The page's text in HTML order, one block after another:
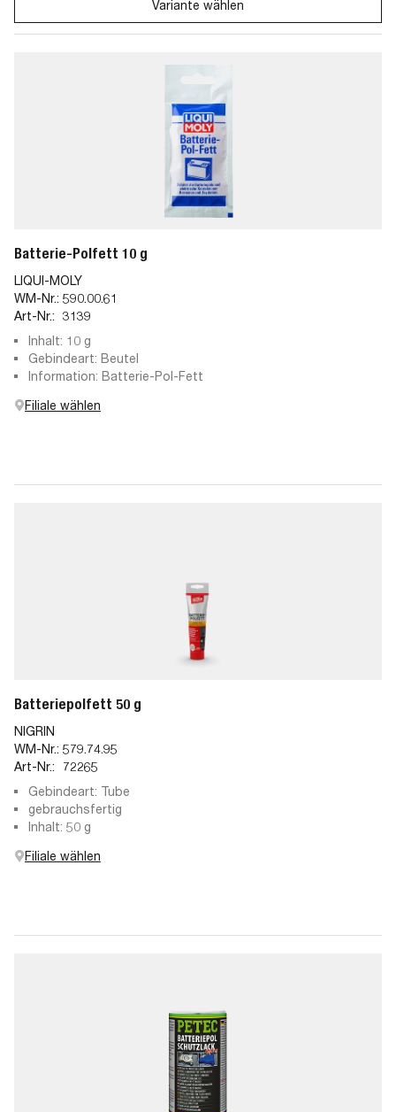
Variante wählen
Batterie-Polfett 10 g
LIQUI-MOLY
WM-Nr.: 590.00.61
Art-Nr.: 3139
Inhalt: 10 g
Gebindeart: Beutel
Information: Batterie-Pol-Fett
Filiale wählen
Batteriepolfett 50 g
NIGRIN
WM-Nr.: 579.74.95
Art-Nr.:
72265
Gebindeart: Tube
gebrauchsfertig
Inhalt: 50 g
Filiale wählen